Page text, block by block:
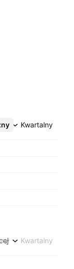
Kwartalny
Kwartalny